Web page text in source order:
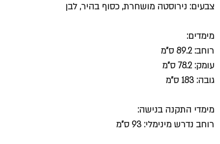
צבעים: נירוסטה מושחרת, כסוף בהיר, לבן
מימדים:
רוחב: 89.2 ס"מ
עומק: 78.2 ס"מ
גובה: 183 ס"מ
מימדי התקנה בנישה:
רוחב נדרש מינימלי: 93 ס"מ